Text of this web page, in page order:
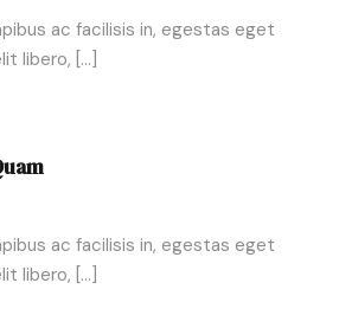
ac facilisis in, egestas eget
libero, […]
ac facilisis in, egestas eget
libero, […]